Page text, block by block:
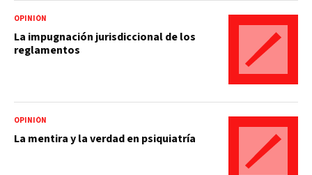
OPINIÓN
La impugnación jurisdiccional de los
reglamentos
OPINIÓN
La mentira y la verdad en psiquiatría